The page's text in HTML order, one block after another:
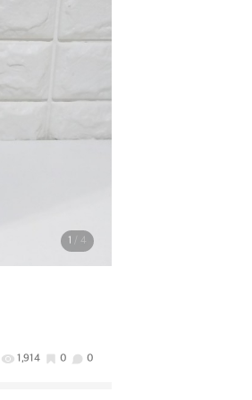
1 / 4
1,914 0 0